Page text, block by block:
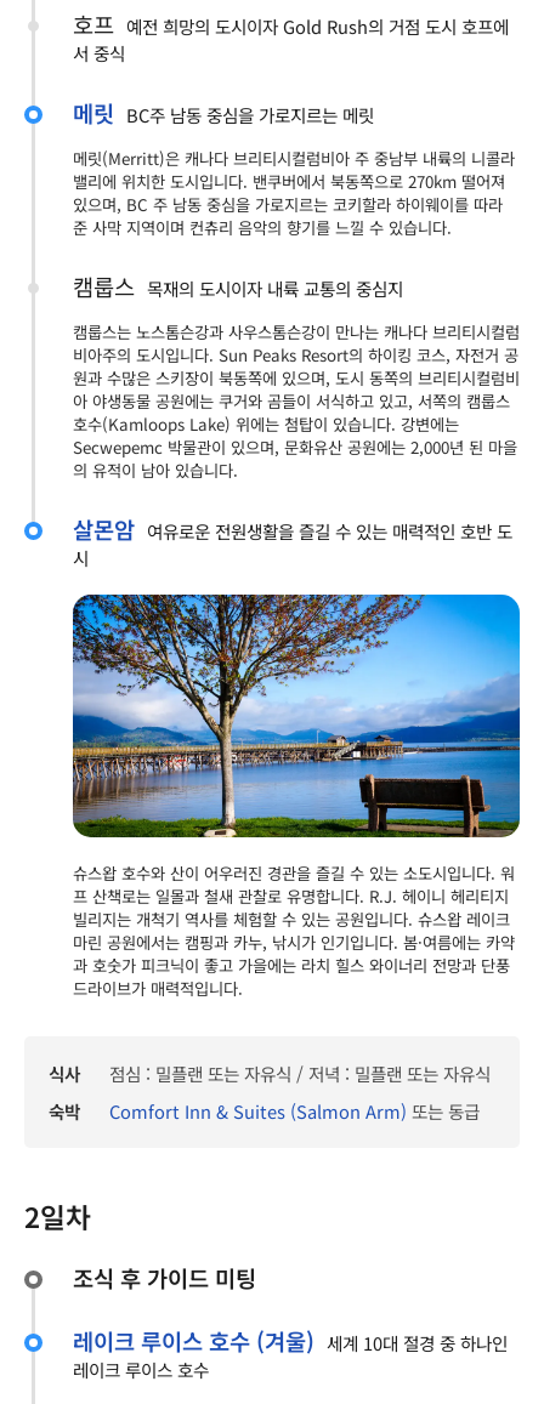
호프 예전 희망의 도시이자 Gold Rush의 거점 도시 호프에
서 중식
메릿 BC주 남동 중심을 가로지르는 메릿
메릿(Merritt)은 캐나다 브리티시컬럼비아 주 중남부 내륙의 니콜라
밸리에 위치한 도시입니다. 밴쿠버에서 북동쪽으로 270km 떨어져
있으며, BC 주 남동 중심을 가로지르는 코키할라 하이웨이를 따라
준 사막 지역이며 컨츄리 음악의 향기를 느낄 수 있습니다.
캠룹스 목재의 도시이자 내륙 교통의 중심지
캠룹스는 노스톰슨강과 사우스톰슨강이 만나는 캐나다 브리티시컬럼
비아주의 도시입니다. Sun Peaks Resort의 하이킹 코스, 자전거 공
원과 수많은 스키장이 북동쪽에 있으며, 도시 동쪽의 브리티시컬럼비
아 야생동물 공원에는 쿠거와 곰들이 서식하고 있고, 서쪽의 캠룹스
호수(Kamloops Lake) 위에는 첨탑이 있습니다. 강변에는
Secwepemc 박물관이 있으며, 문화유산 공원에는 2,000년 된 마을
의 유적이 남아 있습니다.
살몬암 여유로운 전원생활을 즐길 수 있는 매력적인 호반 도
시
슈스왑 호수와 산이 어우러진 경관을 즐길 수 있는 소도시입니다. 워
프 산책로는 일몰과 철새 관찰로 유명합니다. R.J. 헤이니 헤리티지
빌리지는 개척기 역사를 체험할 수 있는 공원입니다. 슈스왑 레이크
마린 공원에서는 캠핑과 카누, 낚시가 인기입니다. 봄·여름에는 카약
과 호숫가 피크닉이 좋고 가을에는 라치 힐스 와이너리 전망과 단풍
드라이브가 매력적입니다.
식사
점심 : 밀플랜 또는 자유식 / 저녁 : 밀플랜 또는 자유식
숙박
Comfort Inn & Suites (Salmon Arm) 또는 동급
2일차
조식 후 가이드 미팅
레이크 루이스 호수 (겨울) 세계 10대 절경 중 하나인
레이크 루이스 호수